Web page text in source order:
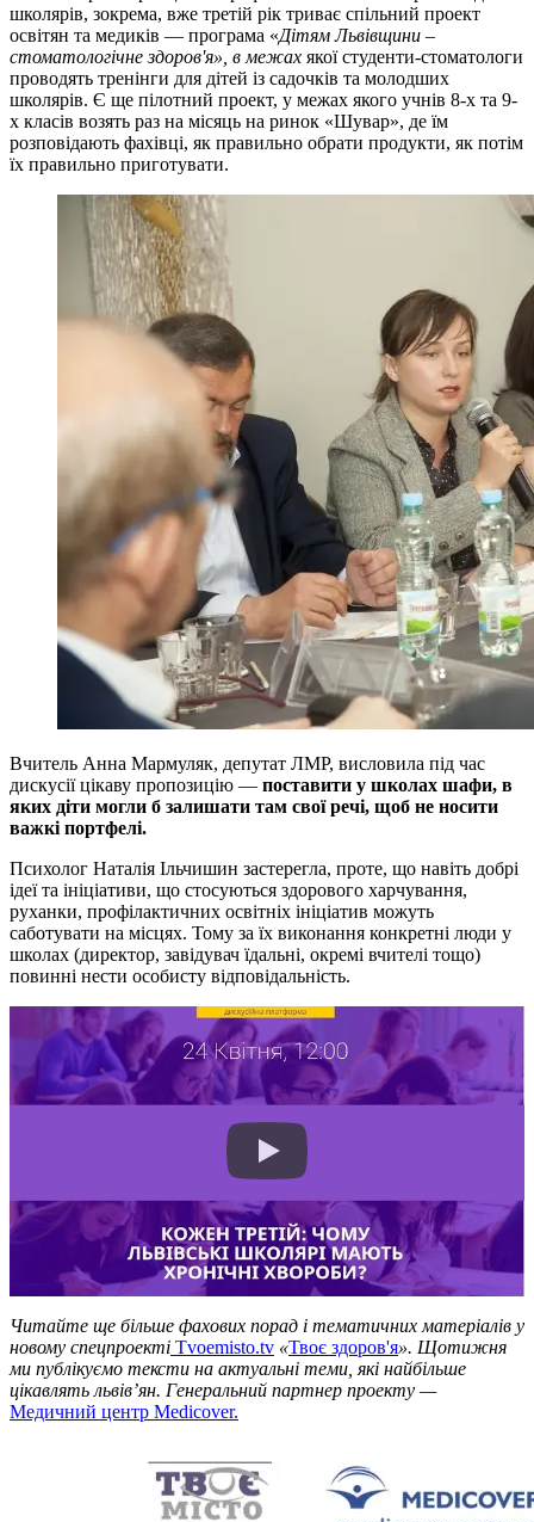
школярів, зокрема, вже третій рік триває спільний проект
освітян та медиків — програма «Дітям Львівщини –
стоматологічне здоров'я», в межах якої студенти-стоматологи
проводять тренінги для дітей із садочків та молодших
школярів. Є ще пілотний проект, у межах якого учнів 8-х та 9-
х класів возять раз на місяць на ринок «Шувар», де їм
розповідають фахівці, як правильно обрати продукти, як потім
їх правильно приготувати.
Вчитель Анна Мармуляк, депутат ЛМР, висловила під час
дискусії цікаву пропозицію — поставити у школах шафи, в
яких діти могли б залишати там свої речі, щоб не носити
важкі портфелі.
Психолог Наталія Ільчишин застерегла, проте, що навіть добрі
ідеї та ініціативи, що стосуються здорового харчування,
руханки, профілактичних освітніх ініціатив можуть
саботувати на місцях. Тому за їх виконання конкретні люди у
школах (директор, завідувач їдальні, окремі вчителі тощо)
повинні нести особисту відповідальність.
Читайте ще більше фахових порад і тематичних матеріалів у
новому спецпроекті Tvoemisto.tv «Твоє здоров'я». Щотижня
ми публікуємо тексти на актуальні теми, які найбільше
цікавлять львів’ян. Генеральний партнер проекту —
Медичний центр Medicover.